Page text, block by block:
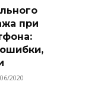
при
2020